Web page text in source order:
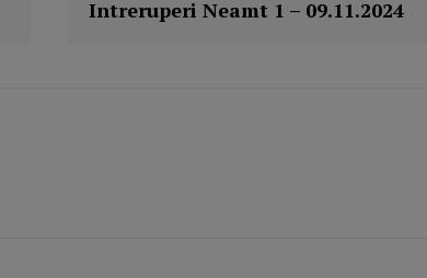
Intreruperi Neamt 1 – 09.11.2024